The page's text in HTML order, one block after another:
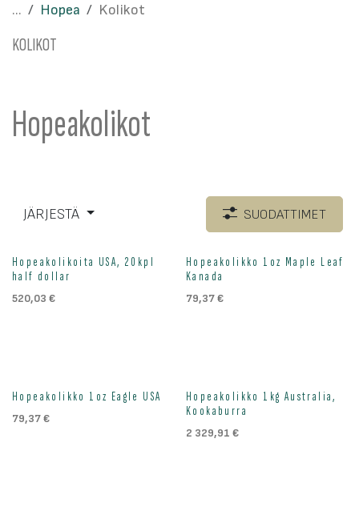
... Hopea Kolikot
KOLIKOT
Hopeakolikot
JÄRJESTÄ SUODATTIMET
Loppu väliaikaisesti
Hopeakolikoita USA, 20kpl
half dollar
520,03 €
Hopeakolikko 1oz Maple Leaf
Kanada
79,37€
Hopeakolikko 1oz Eagle USA
79,37€
Hopeakolikko 1kg Australia,
Kookaburra
2 329,91 €